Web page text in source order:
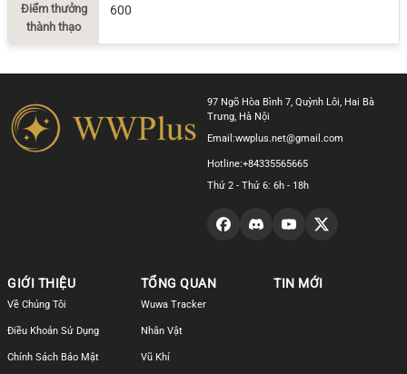
Điểm thưởng
thành thạo
600
97 Ngõ Hòa Bình 7, Quỳnh Lôi, Hai Bà
Trưng, Hà Nội
Email:wwplus.net@gmail.com
Hotline:+84335565665
Thứ 2 - Thứ 6: 6h - 18h
GIỚI THIỆU
Về Chúng Tôi
Điều Khoản Sử Dụng
Chính Sách Bảo Mật
TỔNG QUAN
Wuwa Tracker
Nhân Vật
Vũ Khí
TIN MỚI